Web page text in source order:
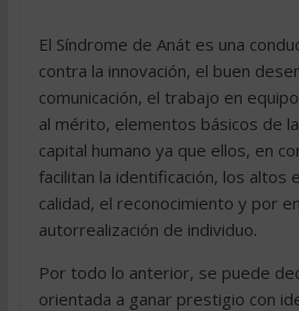
El Síndrome de Anát es una
contra la innovación, el buen
comunicación, el trabajo en
al mérito, elementos básicos de
capital humano ya que ellos, en
facilitan la identificación, los altos
calidad, el reconocimiento y por
autorrealización de individuo.
Por todo lo anterior, se puede
orientada a ganar prestigio con